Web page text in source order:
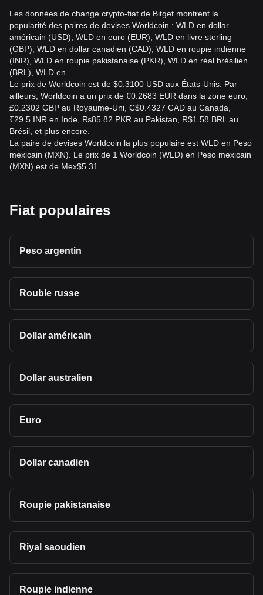
Les données de change crypto-fiat de Bitget montrent la
popularité des paires de devises Worldcoin : WLD en dollar
américain (USD), WLD en euro (EUR), WLD en livre sterling
(GBP), WLD en dollar canadien (CAD), WLD en roupie indienne
(INR), WLD en roupie pakistanaise (PKR), WLD en réal brésilien
(BRL), WLD en…
Le prix de Worldcoin est de $0.3100 USD aux États-Unis. Par
ailleurs, Worldcoin a un prix de €0.2683 EUR dans la zone euro,
£0.2302 GBP au Royaume-Uni, C$0.4327 CAD au Canada,
₹29.5 INR en Inde, ₨85.82 PKR au Pakistan, R$1.58 BRL au
Brésil, et plus encore.
La paire de devises Worldcoin la plus populaire est WLD en Peso
mexicain (MXN). Le prix de 1 Worldcoin (WLD) en Peso mexicain
(MXN) est de Mex$5.31.
Fiat populaires
Peso argentin
Rouble russe
Dollar américain
Dollar australien
Euro
Dollar canadien
Roupie pakistanaise
Riyal saoudien
Roupie indienne